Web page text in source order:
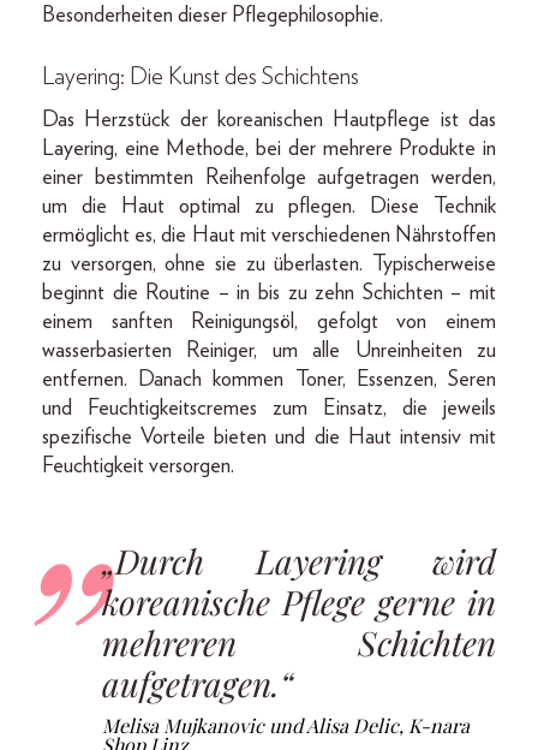
Besonderheiten dieser Pflegephilosophie.
Layering: Die Kunst des Schichtens
Das Herzstück der koreanischen Hautpflege ist das
Layering, eine Methode, bei der mehrere Produkte in
einer bestimmten Reihenfolge aufgetragen werden,
um die Haut optimal zu pflegen. Diese Technik
ermöglicht es, die Haut mit verschiedenen Nährstoffen
zu versorgen, ohne sie zu überlasten. Typischerweise
beginnt die Routine – in bis zu zehn Schichten – mit
einem sanften Reinigungsöl, gefolgt von einem
wasserbasierten Reiniger, um alle Unreinheiten zu
entfernen. Danach kommen Toner, Essenzen, Seren
und Feuchtigkeitscremes zum Einsatz, die jeweils
spezifische Vorteile bieten und die Haut intensiv mit
Feuchtigkeit versorgen.
„Durch Layering wird
koreanische Pflege gerne in
mehreren Schichten
aufgetragen.“
Melisa Mujkanovic und Alisa Delic, K-nara
Shop Linz